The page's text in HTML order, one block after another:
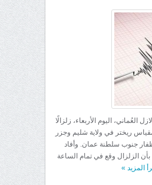
العُماني، اليوم الأربعاء، زلزالًا
على مقياس ريختر في ولاية شليم وجزر
ظفار جنوب سلطنة عمان. وأفاد
الزلزال وقع في تمام الساعة
المزيد »